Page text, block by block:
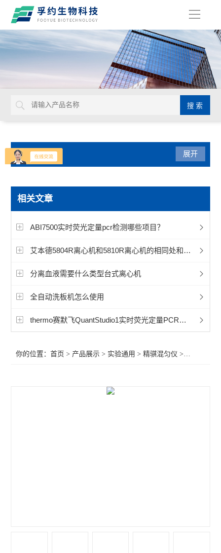
导
产品分类
默克密理博Millicell-IQ纯水净化系统
赛默飞程控降温仪冷冻机
艾本德5702离心机
艾本德5430微量离心机
艾本德5810微量离心机
赛默飞Sorvall LYNX 6000 离心机
展开
相关文章
ABI7500实时荧光定量pcr检测哪些项目？
艾本德5804R离心机和5810R离心机的相同处和不同之处
分离血液需要什么类型台式离心机
全自动洗板机怎么使用
thermo赛默飞QuantStudio1实时荧光定量PCR操作使用方法
你的位置：首页 > 产品展示 > 实验通用 >精骐混匀仪 >精骐滚动混匀器MR-03U 代理公司 市场价格